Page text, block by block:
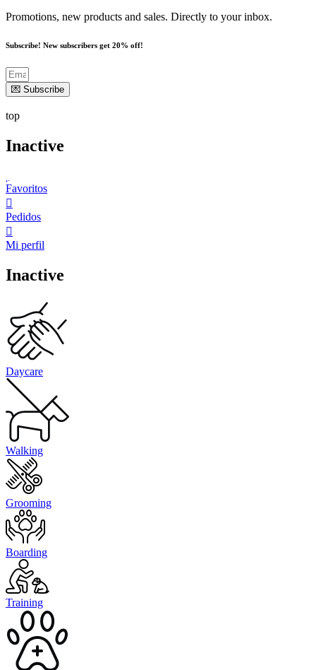
Promotions, new products and sales. Directly to your inbox.
Subscribe! New subscribers get 20% off!
💌 Subscribe
top
Inactive
Favoritos
Pedidos
Mi perfil
Inactive
Daycare
Walking
Grooming
Boarding
Training